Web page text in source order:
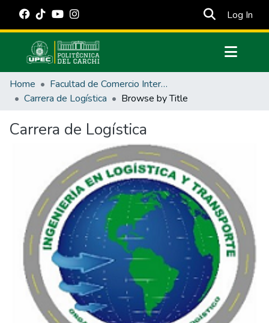
Log In
Communities & Collections
All of DSpace
Home
Facultad de Comercio Internacional, Integración, Administración y Economía Empresarial
Carrera de Logística
Browse by Title
Carrera de Logística